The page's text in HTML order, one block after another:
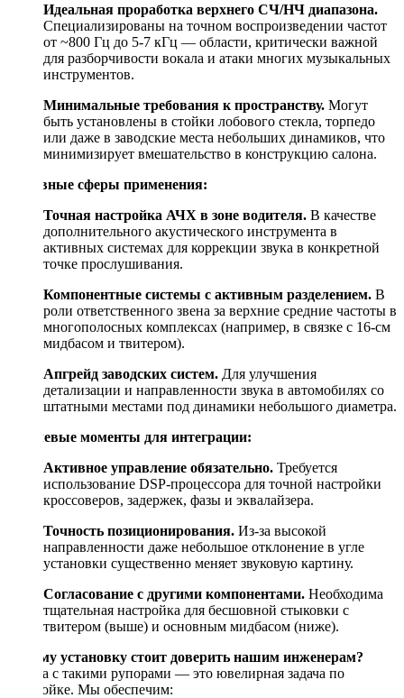
Идеальная проработка верхнего СЧ/НЧ диапазона.
Специализированы на точном воспроизведении частот
от ~800 Гц до 5-7 кГц — области, критически важной
для разборчивости вокала и атаки многих музыкальных
инструментов.
Минимальные требования к пространству. Могут
быть установлены в стойки лобового стекла, торпедо
или даже в заводские места небольших динамиков, что
минимизирует вмешательство в конструкцию салона.
Основные сферы применения:
Точная настройка АЧХ в зоне водителя. В качестве
дополнительного акустического инструмента в
активных системах для коррекции звука в конкретной
точке прослушивания.
Компонентные системы с активным разделением. В
роли ответственного звена за верхние средние частоты в
многополосных комплексах (например, в связке с 16-см
мидбасом и твитером).
Апгрейд заводских систем. Для улучшения
детализации и направленности звука в автомобилях со
штатными местами под динамики небольшого диаметра.
Ключевые моменты для интеграции:
Активное управление обязательно. Требуется
использование DSP-процессора для точной настройки
кроссоверов, задержек, фазы и эквалайзера.
Точность позиционирования. Из-за высокой
направленности даже небольшое отклонение в угле
установки существенно меняет звуковую картину.
Согласование с другими компонентами. Необходима
тщательная настройка для бесшовной стыковки с
твитером (выше) и основным мидбасом (ниже).
Почему установку стоит доверить нашим инженерам?
Работа с такими рупорами — это ювелирная задача по
настройке. Мы обеспечим: